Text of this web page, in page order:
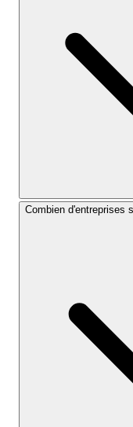
Combien d'entreprises